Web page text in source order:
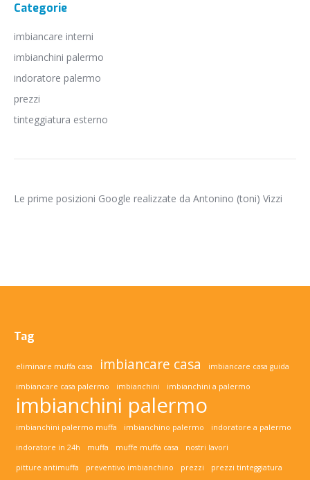
Categorie
imbiancare interni
imbianchini palermo
indoratore palermo
prezzi
tinteggiatura esterno
Le prime posizioni Google realizzate da Antonino (toni) Vizzi
Tag
eliminare muffa casa imbiancare casa imbiancare casa guida
imbiancare casa palermo imbianchini imbianchini a palermo
imbianchini palermo
imbianchini palermo muffa imbianchino palermo indoratore a palermo
indoratore in 24h muffa muffe muffa casa nostri lavori
pitture antimuffa preventivo imbianchino prezzi prezzi tinteggiatura